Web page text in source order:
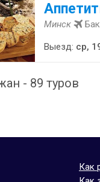
Минск
Выезд: ср,
- 89 туров
Как